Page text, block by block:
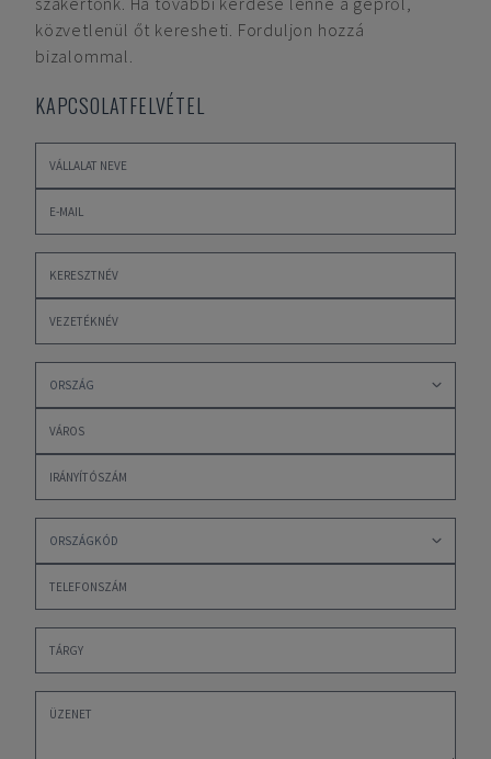
közvetlenül őt keresheti. Forduljon hozzá
bizalommal.
KAPCSOLATFELVÉTEL